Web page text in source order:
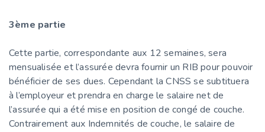
3ème partie
Cette partie, correspondante aux 12 semaines, sera
mensualisée et l’assurée devra fournir un RIB pour pouvoir
bénéficier de ses dues. Cependant la CNSS se subtituera
à l’employeur et prendra en charge le salaire net de
l’assurée qui a été mise en position de congé de couche.
Contrairement aux Indemnités de couche, le salaire de